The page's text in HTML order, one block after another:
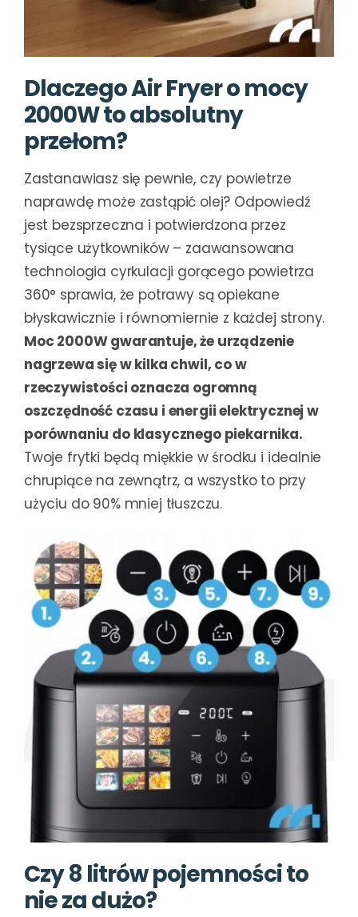
Dlaczego Air Fryer o mocy
2000W to absolutny
przełom?
Zastanawiasz się pewnie, czy powietrze
naprawdę może zastąpić olej? Odpowiedź
jest bezsprzeczna i potwierdzona przez
tysiące użytkowników – zaawansowana
technologia cyrkulacji gorącego powietrza
360° sprawia, że potrawy są opiekane
błyskawicznie i równomiernie z każdej strony.
Moc 2000W gwarantuje, że urządzenie
nagrzewa się w kilka chwil, co w
rzeczywistości oznacza ogromną
oszczędność czasu i energii elektrycznej w
porównaniu do klasycznego piekarnika.
Twoje frytki będą miękkie w środku i idealnie
chrupiące na zewnątrz, a wszystko to przy
użyciu do 90% mniej tłuszczu.
Czy 8 litrów pojemności to
nie za dużo?